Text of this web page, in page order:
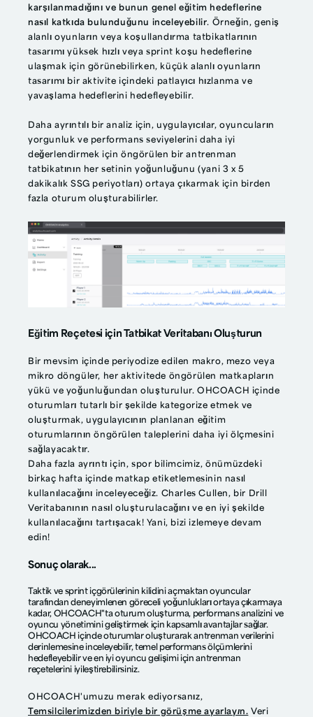
karşılanmadığını ve bunun genel eğitim hedeflerine
nasıl katkıda bulunduğunu inceleyebilir. Örneğin, geniş
alanlı oyunların veya koşullandırma tatbikatlarının
tasarımı yüksek hızlı veya sprint koşu hedeflerine
ulaşmak için görünebilirken, küçük alanlı oyunların
tasarımı bir aktivite içindeki patlayıcı hızlanma ve
yavaşlama hedeflerini hedefleyebilir.
Daha ayrıntılı bir analiz için, uygulayıcılar, oyuncuların
yorgunluk ve performans seviyelerini daha iyi
değerlendirmek için öngörülen bir antrenman
tatbikatının her setinin yoğunluğunu (yani 3 x 5
dakikalık SSG periyotları) ortaya çıkarmak için birden
fazla oturum oluşturabilirler.
Eğitim Reçetesi için Tatbikat Veritabanı Oluşturun
Bir mevsim içinde periyodize edilen makro, mezo veya
mikro döngüler, her aktivitede öngörülen matkapların
yükü ve yoğunluğundan oluşturulur. OHCOACH içinde
oturumları tutarlı bir şekilde kategorize etmek ve
oluşturmak, uygulayıcının planlanan eğitim
oturumlarının öngörülen taleplerini daha iyi ölçmesini
sağlayacaktır.
Daha fazla ayrıntı için, spor bilimcimiz, önümüzdeki
birkaç hafta içinde matkap etiketlemesinin nasıl
kullanılacağını inceleyeceğiz. Charles Cullen, bir Drill
Veritabanının nasıl oluşturulacağını ve en iyi şekilde
kullanılacağını tartışacak! Yani, bizi izlemeye devam
edin!
Sonuç olarak...
Taktik ve sprint içgörülerinin kilidini açmaktan oyuncular
tarafından deneyimlenen göreceli yoğunlukları ortaya çıkarmaya
kadar, OHCOACH"ta oturum oluşturma, performans analizini ve
oyuncu yönetimini geliştirmek için kapsamlı avantajlar sağlar.
OHCOACH içinde oturumlar oluşturarak antrenman verilerini
derinlemesine inceleyebilir, temel performans ölçümlerini
hedefleyebilir ve en iyi oyuncu gelişimi için antrenman
reçetelerini iyileştirebilirsiniz.
OHCOACH'umuzu merak ediyorsanız,
Temsilcilerimizden biriyle bir görüşme ayarlayın. Veri